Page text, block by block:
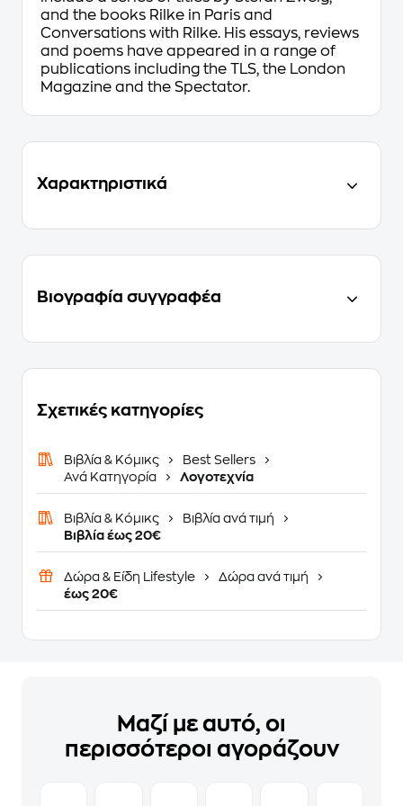
and the books Rilke in Paris and
Conversations with Rilke. His essays, reviews
and poems have appeared in a range of
publications including the TLS, the London
Magazine and the Spectator.
Χαρακτηριστικά
Βιογραφία συγγραφέα
Σχετικές κατηγορίες
Βιβλία & Κόμικς
Best Sellers
Ανά Κατηγορία
Λογοτεχνία
Βιβλία & Κόμικς
Βιβλία ανά τιμή
Βιβλία έως 20€
Δώρα & Είδη Lifestyle
Δώρα ανά τιμή
έως 20€
Μαζί με αυτό, οι
περισσότεροι αγοράζουν